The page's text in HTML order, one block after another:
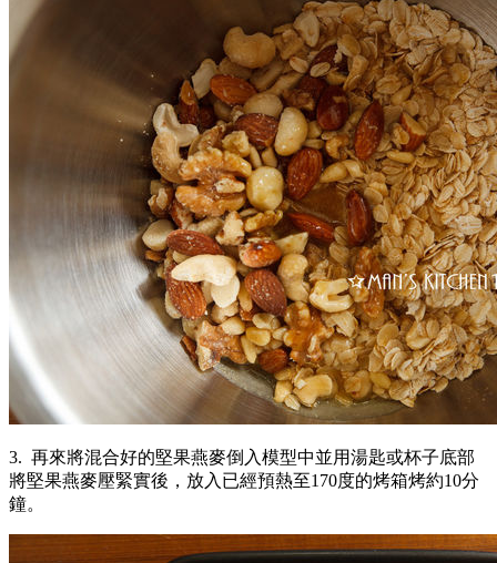
3. 再來將混合好的堅果燕麥倒入模型中並用湯匙或杯子底部
將堅果燕麥壓緊實後，放入已經預熱至170度的烤箱烤約10分
鐘。